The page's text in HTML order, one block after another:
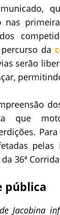
nas
da
serão
que
36ª
pública
Jacobina